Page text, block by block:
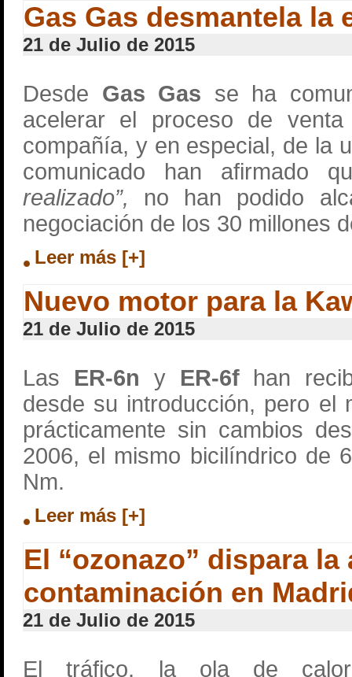
Gas Gas desmantela la
21 de Julio de 2015
Desde Gas Gas se ha
acelerar el proceso de
compañía, y en especial, de la
comunicado han afirmado
realizado”, no han podido
negociación de los 30 millones
Leer más [+]
Nuevo motor para la
21 de Julio de 2015
Las ER-6n y ER-6fhan
desde su introducción, pero el
prácticamente sin cambios
2006, el mismo bicilíndrico de
Nm.
Leer más [+]
El “ozonazo” dispara la
contaminación en
21 de Julio de 2015
El tráfico, la ola de